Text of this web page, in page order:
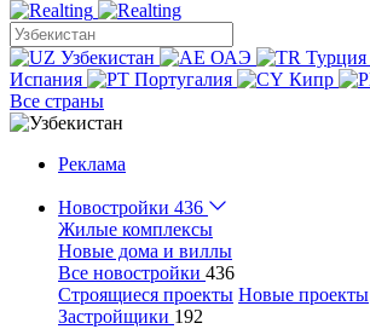
Узбекистан ОАЭ Турция
Испания
Португалия Кипр
Все страны
Реклама
Новостройки 436
Жилые комплексы
Новые дома и виллы
Все новостройки 436
Строящиеся проекты Новые проекты
Застройщики 192